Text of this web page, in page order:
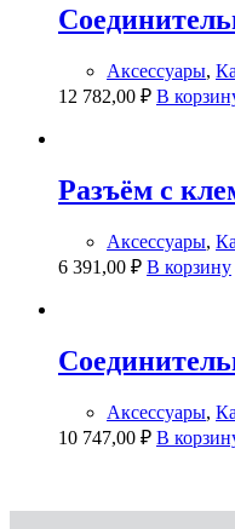
Аксессуары,
12 782,00 ₽ В
Разъём с
Аксессуары,
6 391,00 ₽ В корзину
Аксессуары,
10 747,00 ₽ В